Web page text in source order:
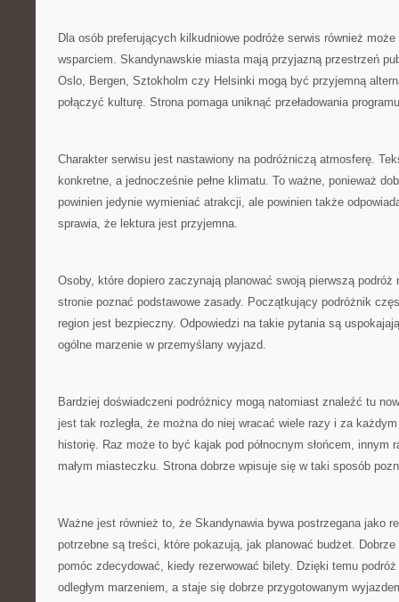
Dla osób preferujących kilkudniowe podróże serwis również
wsparciem. Skandynawskie miasta mają przyjazną przestrzeń
Oslo, Bergen, Sztokholm czy Helsinki mogą być przyjemną
połączyć kulturę. Strona pomaga uniknąć przeładowania
Charakter serwisu jest nastawiony na podróżniczą atmosferę.
konkretne, a jednocześnie pełne klimatu. To ważne, ponieważ
powinien jedynie wymieniać atrakcji, ale powinien także
sprawia, że lektura jest przyjemna.
Osoby, które dopiero zaczynają planować swoją pierwszą podróż
stronie poznać podstawowe zasady. Początkujący podróżnik
region jest bezpieczny. Odpowiedzi na takie pytania są
ogólne marzenie w przemyślany wyjazd.
Bardziej doświadczeni podróżnicy mogą natomiast znaleźć tu
jest tak rozległa, że można do niej wracać wiele razy i za
historię. Raz może to być kajak pod północnym słońcem, innym
małym miasteczku. Strona dobrze wpisuje się w taki sposób
Ważne jest również to, że Skandynawia bywa postrzegana jako
potrzebne są treści, które pokazują, jak planować budżet. Dobrze
pomóc zdecydować, kiedy rezerwować bilety. Dzięki temu podróż
odległym marzeniem, a staje się dobrze przygotowanym